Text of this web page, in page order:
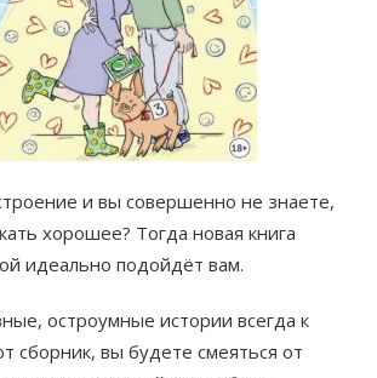
и вы совершенно не знаете,
хорошее? Тогда новая книга
идеально подойдёт вам.
остроумные истории всегда к
сборник, вы будете смеяться от